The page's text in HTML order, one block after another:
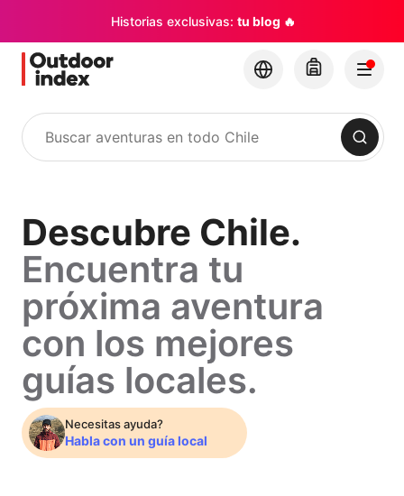
Historias exclusivas: tu blog 🔥
Buscar
Descubre
Chile.
Encuentra
tu
próxima
Descubre Chile.
Encuentra tu
próxima aventura
con los mejores
guías locales.
Necesitas ayuda?
Habla con un guía local